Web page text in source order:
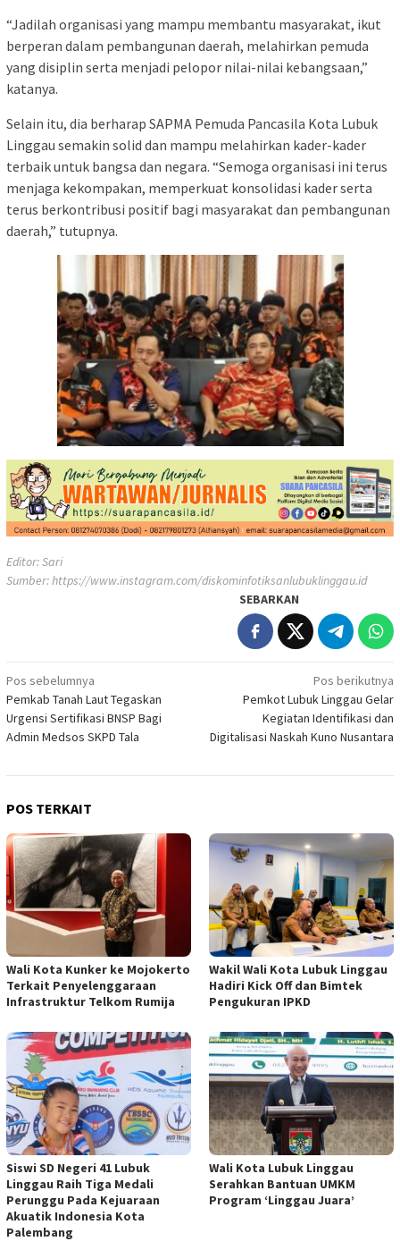
“Jadilah organisasi yang mampu membantu masyarakat, ikut
berperan dalam pembangunan daerah, melahirkan pemuda
yang disiplin serta menjadi pelopor nilai-nilai kebangsaan,”
katanya.
Selain itu, dia berharap SAPMA Pemuda Pancasila Kota Lubuk
Linggau semakin solid dan mampu melahirkan kader-kader
terbaik untuk bangsa dan negara. “Semoga organisasi ini terus
menjaga kekompakan, memperkuat konsolidasi kader serta
terus berkontribusi positif bagi masyarakat dan pembangunan
daerah,” tutupnya.
Editor: Sari
Sumber:https://www.instagram.com/diskominfotiksanlubuklinggau.id
SEBARKAN
Navigasi
pos
Pos sebelumnya
Pemkab Tanah Laut Tegaskan
Urgensi Sertifikasi BNSP Bagi
Admin Medsos SKPD Tala
Pos berikutnya
Pemkot Lubuk Linggau Gelar
Kegiatan Identifikasi dan
Digitalisasi Naskah Kuno Nusantara
POS TERKAIT
Wali Kota Kunker ke Mojokerto
Terkait Penyelenggaraan
Infrastruktur Telkom Rumija
Wakil Wali Kota Lubuk Linggau
Hadiri Kick Off dan Bimtek
Pengukuran IPKD
Siswi SD Negeri 41 Lubuk
Linggau Raih Tiga Medali
Perunggu Pada Kejuaraan
Akuatik Indonesia Kota
Palembang
Wali Kota Lubuk Linggau
Serahkan Bantuan UMKM
Program ‘Linggau Juara’